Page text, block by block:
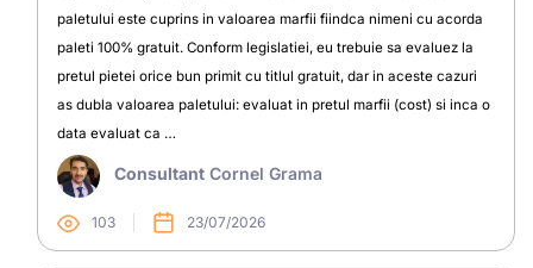
paletului este cuprins in valoarea marfii fiindca nimeni cu acorda
paleti 100% gratuit. Conform legislatiei, eu trebuie sa evaluez la
pretul pietei orice bun primit cu titlul gratuit, dar in aceste cazuri
as dubla valoarea paletului: evaluat in pretul marfii (cost) si inca o
data evaluat ca …
Consultant Cornel Grama
103 23/07/2026